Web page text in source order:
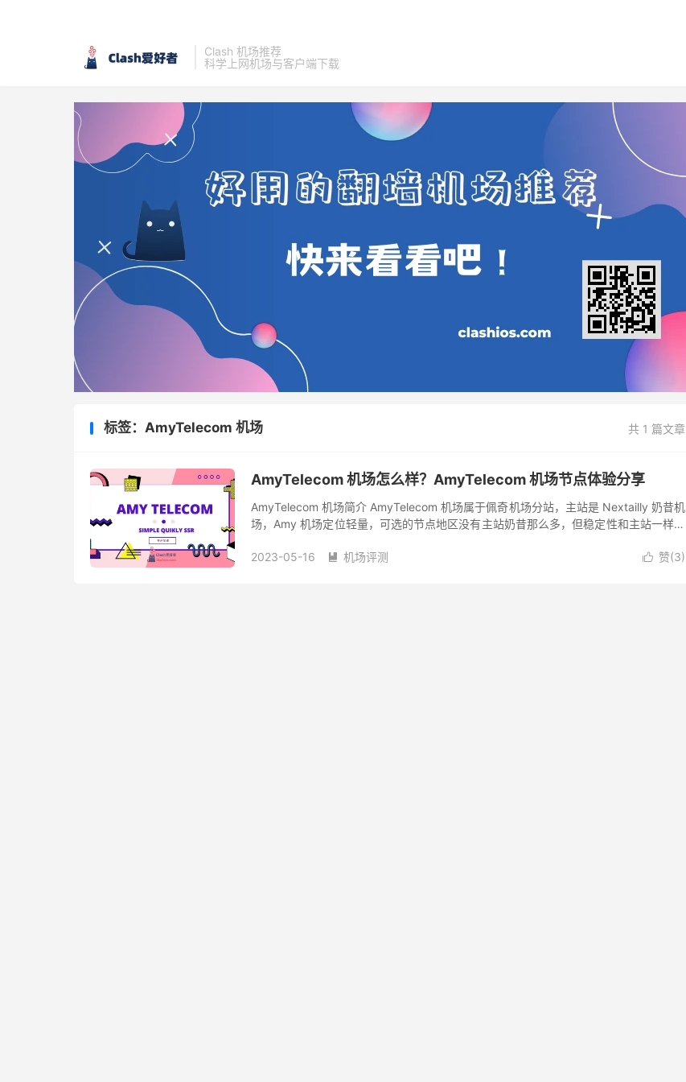
Clash 机场推荐
科学上网机场与客户端下载
共 1 篇文章
标签：AmyTelecom 机场
AmyTelecom 机场怎么样？AmyTelecom 机场节点体验分享
AmyTelecom 机场简介 AmyTelecom 机场属于佩奇机场分站，主站是 Nextailly 奶昔机
场，Amy 机场定位轻量，可选的节点地区没有主站奶昔那么多，但稳定性和主站一样，
 赞(3)
2023-05-16  机场评测